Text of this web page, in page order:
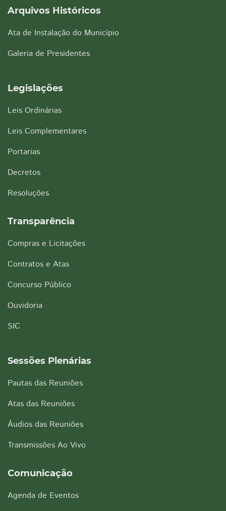
Arquivos Históricos
Ata de Instalação do Município
Galeria de Presidentes
Legislações
Leis Ordinárias
Leis Complementares
Portarias
Decretos
Resoluções
Transparência
Compras e Licitações
Contratos e Atas
Concurso Público
Ouvidoria
SIC
Sessões Plenárias
Pautas das Reuniões
Atas das Reuniões
Áudios das Reuniões
Transmissões Ao Vivo
Comunicação
Agenda de Eventos